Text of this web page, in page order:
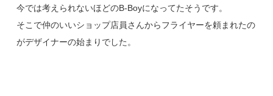
今では考えられないほどのB-Boyになってたそうです。
そこで仲のいいショップ店員さんからフライヤーを頼まれたの
がデザイナーの始まりでした。